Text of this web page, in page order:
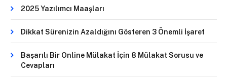
2025 Yazılımcı Maaşları
Dikkat Sürenizin Azaldığını Gösteren 3 Önemli İşaret
Başarılı Bir Online Mülakat İçin 8 Mülakat Sorusu ve
Cevapları